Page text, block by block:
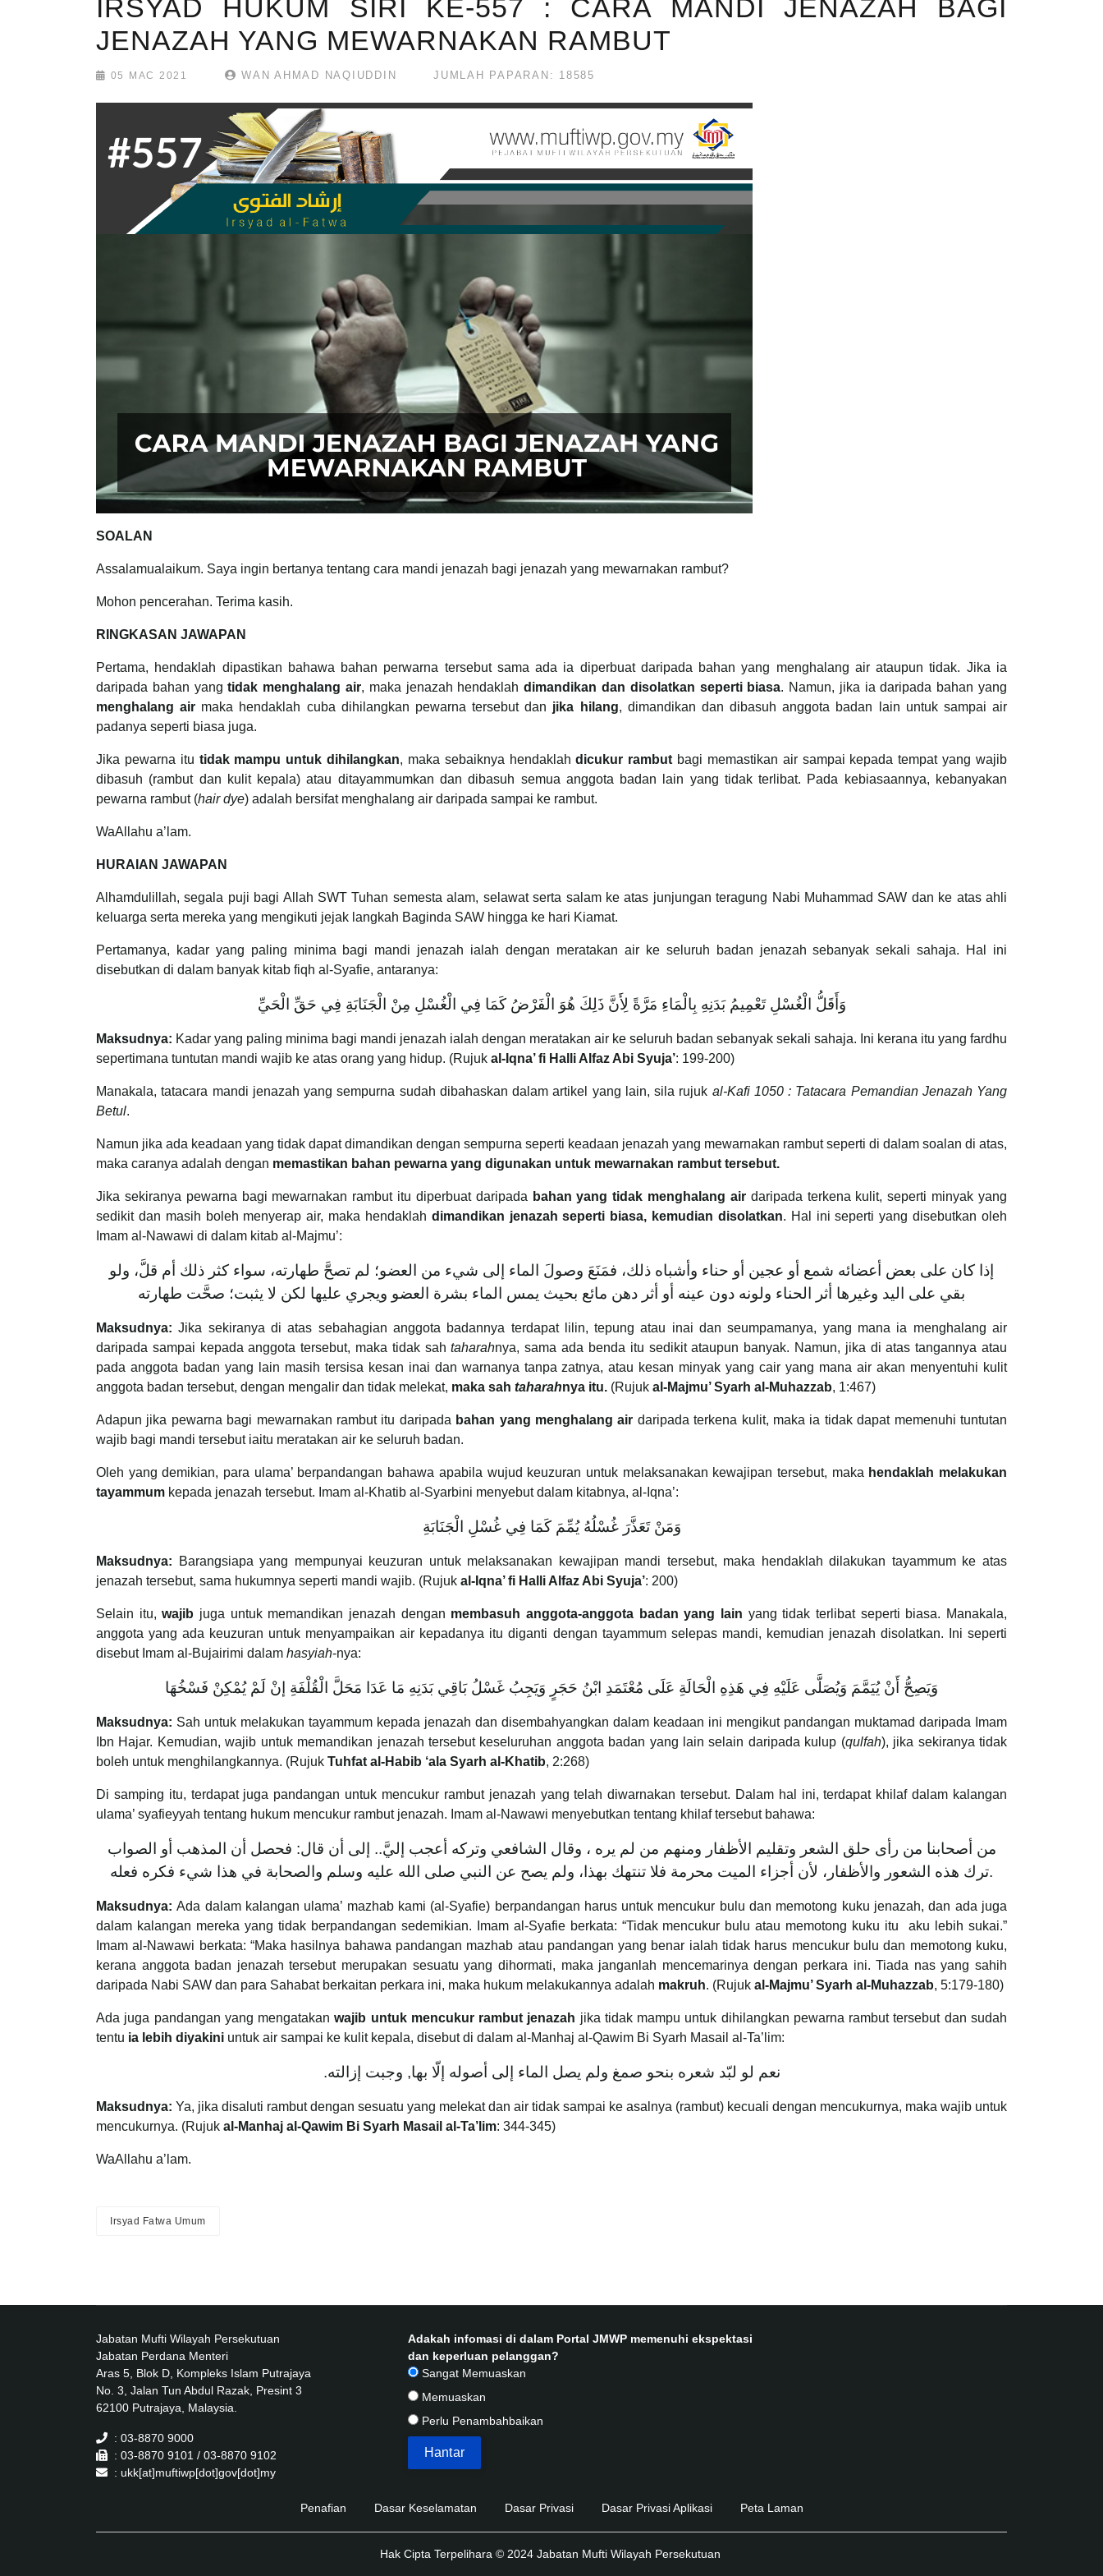
IRSYAD HUKUM SIRI KE-557 : CARA MANDI JENAZAH BAGI
JENAZAH YANG MEWARNAKAN RAMBUT
05 MAC 2021 WAN AHMAD NAQIUDDIN JUMLAH PAPARAN: 18585
SOALAN
Assalamualaikum. Saya ingin bertanya tentang cara mandi jenazah bagi jenazah yang mewarnakan rambut?
Mohon pencerahan. Terima kasih.
RINGKASAN JAWAPAN
Pertama, hendaklah dipastikan bahawa bahan perwarna tersebut sama ada ia diperbuat daripada bahan yang menghalang air ataupun tidak. Jika ia
daripada bahan yangtidak menghalang air, maka jenazah hendaklahdimandikan dan disolatkan seperti biasa. Namun, jika ia daripada bahan yang
menghalang air maka hendaklah cuba dihilangkan pewarna tersebut dan jika hilang, dimandikan dan dibasuh anggota badan lain untuk sampai air
padanya seperti biasa juga.
Jika pewarna itu tidak mampu untuk dihilangkan, maka sebaiknya hendaklahdicukur rambut bagi memastikan air sampai kepada tempat yang wajib
dibasuh (rambut dan kulit kepala) atau ditayammumkan dan dibasuh semua anggota badan lain yang tidak terlibat. Pada kebiasaannya, kebanyakan
pewarna rambut (hair dye) adalah bersifat menghalang air daripada sampai ke rambut.
WaAllahu a’lam.
HURAIAN JAWAPAN
Alhamdulillah, segala puji bagi Allah SWT Tuhan semesta alam, selawat serta salam ke atas junjungan teragung Nabi Muhammad SAW dan ke atas ahli
keluarga serta mereka yang mengikuti jejak langkah Baginda SAW hingga ke hari Kiamat.
Pertamanya, kadar yang paling minima bagi mandi jenazah ialah dengan meratakan air ke seluruh badan jenazah sebanyak sekali sahaja. Hal ini
disebutkan di dalam banyak kitab fiqh al-Syafie, antaranya:
وَأَقَلُّ الْغُسْلِ تَعْمِيمُ بَدَنِهِ بِالْمَاءِ مَرَّةً لِأَنَّ ذَلِكَ هُوَ الْفَرْضُ كَمَا فِي الْغُسْلِ مِنْ الْجَنَابَةِ فِي حَقِّ الْحَيِّ
Maksudnya: Kadar yang paling minima bagi mandi jenazah ialah dengan meratakan air ke seluruh badan sebanyak sekali sahaja. Ini kerana itu yang fardhu
sepertimana tuntutan mandi wajib ke atas orang yang hidup. (Rujuk al-Iqna’ fi Halli Alfaz Abi Syuja’: 199-200)
Manakala, tatacara mandi jenazah yang sempurna sudah dibahaskan dalam artikel yang lain, sila rujuk al-Kafi 1050 : Tatacara Pemandian Jenazah Yang
Betul.
Namun jika ada keadaan yang tidak dapat dimandikan dengan sempurna seperti keadaan jenazah yang mewarnakan rambut seperti di dalam soalan di atas,
maka caranya adalah dengan memastikan bahan pewarna yang digunakan untuk mewarnakan rambut tersebut.
Jika sekiranya pewarna bagi mewarnakan rambut itu diperbuat daripada bahan yang tidak menghalang airdaripada terkena kulit, seperti minyak yang
sedikit dan masih boleh menyerap air, maka hendaklah dimandikan jenazah seperti biasa, kemudian disolatkan. Hal ini seperti yang disebutkan oleh
Imam al-Nawawi di dalam kitab al-Majmu’:
إذا كان على بعض أعضائه شمع أو عجين أو حناء وأشباه ذلك، فمَنَعَ وصولَ الماء إلى شيء من العضو؛ لم تصحَّ طهارته، سواء كثر ذلك أم قلَّ، ولو
بقي على اليد وغيرها أثر الحناء ولونه دون عينه أو أثر دهن مائع بحيث يمس الماء بشرة العضو ويجري عليها لكن لا يثبت؛ صحَّت طهارته
Maksudnya:Jika sekiranya di atas sebahagian anggota badannya terdapat lilin, tepung atau inai dan seumpamanya, yang mana ia menghalang air
daripada sampai kepada anggota tersebut, maka tidak sahtaharahnya, sama ada benda itu sedikit ataupun banyak. Namun, jika di atas tangannya atau
pada anggota badan yang lain masih tersisa kesan inai dan warnanya tanpa zatnya, atau kesan minyak yang cair yang mana air akan menyentuhi kulit
anggota badan tersebut, dengan mengalir dan tidak melekat, maka sah taharahnya itu. (Rujuk al-Majmu’ Syarh al-Muhazzab, 1:467)
Adapun jika pewarna bagi mewarnakan rambut itu daripada bahan yang menghalang air daripada terkena kulit, maka ia tidak dapat memenuhi tuntutan
wajib bagi mandi tersebut iaitu meratakan air ke seluruh badan.
Oleh yang demikian, para ulama’ berpandangan bahawa apabila wujud keuzuran untuk melaksanakan kewajipan tersebut, maka hendaklah melakukan
tayammum kepada jenazah tersebut. Imam al-Khatib al-Syarbini menyebut dalam kitabnya, al-Iqna’:
وَمَنْ تَعَذَّرَ غُسْلُهُ يُمِّمَ كَمَا فِي غُسْلِ الْجَنَابَةِ
Maksudnya:
Barangsiapa yang mempunyai keuzuran untuk melaksanakan kewajipan mandi tersebut, maka hendaklah dilakukan tayammum ke atas
jenazah tersebut, sama hukumnya seperti mandi wajib. (Rujuk al-Iqna’ fi Halli Alfaz Abi Syuja’: 200)
Selain itu,wajib juga untuk memandikan jenazah dengan membasuh anggota-anggota badan yang lain yang tidak terlibat seperti biasa. Manakala,
anggota yang ada keuzuran untuk menyampaikan air kepadanya itu diganti dengan tayammum selepas mandi, kemudian jenazah disolatkan. Ini seperti
disebut Imam al-Bujairimi dalam hasyiah-nya:
وَيَصِحُّ أَنْ يُيَمَّمَ وَيُصَلَّى عَلَيْهِ فِي هَذِهِ الْحَالَةِ عَلَى مُعْتَمَدِ ابْنُ حَجَرٍ وَيَجِبُ غَسْلُ بَاقِي بَدَنِهِ مَا عَدَا مَحَلَّ الْقُلْفَةِ إنْ لَمْ يُمْكِنْ فَسْخُهَا
Maksudnya: Sah untuk melakukan tayammum kepada jenazah dan disembahyangkan dalam keadaan ini mengikut pandangan muktamad daripada Imam
Ibn Hajar. Kemudian, wajib untuk memandikan jenazah tersebut keseluruhan anggota badan yang lain selain daripada kulup (qulfah), jika sekiranya tidak
boleh untuk menghilangkannya. (Rujuk Tuhfat al-Habib ‘ala Syarh al-Khatib, 2:268)
Di samping itu, terdapat juga pandangan untuk mencukur rambut jenazah yang telah diwarnakan tersebut. Dalam hal ini, terdapat khilaf dalam kalangan
ulama’ syafieyyah tentang hukum mencukur rambut jenazah. Imam al-Nawawi menyebutkan tentang khilaf tersebut bahawa:
من أصحابنا من رأى حلق الشعر وتقليم الأظفار ومنهم من لم يره ، وقال الشافعي وتركه أعجب إليَّ.. إلى أن قال: فحصل أن المذهب أو الصواب
ترك هذه الشعور والأظفار، لأن أجزاء الميت محرمة فلا تنتهك بهذا، ولم يصح عن النبي صلى الله عليه وسلم والصحابة في هذا شيء فكره فعله.
Maksudnya:Ada dalam kalangan ulama’ mazhab kami (al-Syafie) berpandangan harus untuk mencukur bulu dan memotong kuku jenazah, dan ada juga
dalam kalangan mereka yang tidak berpandangan sedemikian. Imam al-Syafie berkata: “Tidak mencukur bulu atau memotong kuku itu aku lebih sukai.”
Imam al-Nawawi berkata: “Maka hasilnya bahawa pandangan mazhab atau pandangan yang benar ialah tidak harus mencukur bulu dan memotong kuku,
kerana anggota badan jenazah tersebut merupakan sesuatu yang dihormati, maka janganlah mencemarinya dengan perkara ini. Tiada nas yang sahih
daripada Nabi SAW dan para Sahabat berkaitan perkara ini, maka hukum melakukannya adalah makruh. (Rujuk al-Majmu’ Syarh al-Muhazzab, 5:179-180)
Ada juga pandangan yang mengatakanwajib untuk mencukur rambut jenazah jika tidak mampu untuk dihilangkan pewarna rambut tersebut dan sudah
tentu ia lebih diyakini untuk air sampai ke kulit kepala, disebut di dalam al-Manhaj al-Qawim Bi Syarh Masail al-Ta’lim:
نعم لو لبّد شعره بنحو صمغ ولم يصل الماء إلى أصوله إلّا بها, وجبت إزالته.
Maksudnya: Ya, jika disaluti rambut dengan sesuatu yang melekat dan air tidak sampai ke asalnya (rambut) kecuali dengan mencukurnya, maka wajib untuk
mencukurnya. (Rujuk al-Manhaj al-Qawim Bi Syarh Masail al-Ta’lim: 344-345)
WaAllahu a’lam.
Irsyad Fatwa Umum
Jabatan Mufti Wilayah Persekutuan
Jabatan Perdana Menteri
Aras 5, Blok D, Kompleks Islam Putrajaya
No. 3, Jalan Tun Abdul Razak, Presint 3
62100 Putrajaya, Malaysia.
: 03-8870 9000
: 03-8870 9101 / 03-8870 9102
: ukk[at]muftiwp[dot]gov[dot]my
Adakah infomasi di dalam Portal JMWP memenuhi ekspektasi
dan keperluan pelanggan?
Sangat Memuaskan
Memuaskan
Perlu Penambahbaikan
Penafian Dasar Keselamatan Dasar Privasi Dasar Privasi Aplikasi Peta Laman
Hak Cipta Terpelihara © 2024 Jabatan Mufti Wilayah Persekutuan